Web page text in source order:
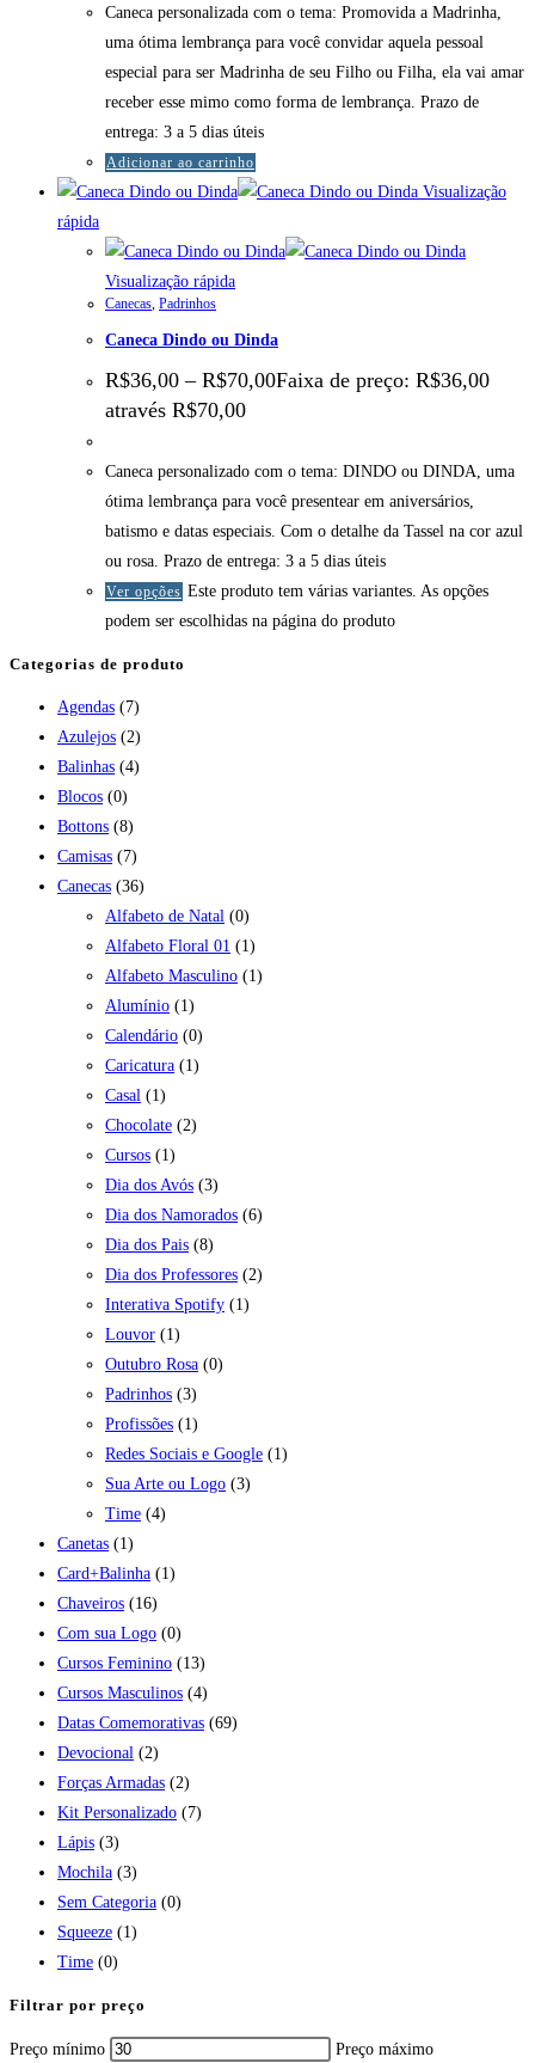
Caneca personalizada com o tema: Promovida a Madrinha,
uma ótima lembrança para você convidar aquela pessoal
especial para ser Madrinha de seu Filho ou Filha, ela vai amar
receber esse mimo como forma de lembrança. Prazo de
entrega: 3 a 5 dias úteis
Adicionar ao carrinho
Visualização
rápida
Visualização rápida
Canecas, Padrinhos
Caneca Dindo ou Dinda
R$36,00 – R$70,00Faixa de preço: R$36,00
através R$70,00
Caneca personalizado com o tema: DINDO ou DINDA, uma
ótima lembrança para você presentear em aniversários,
batismo e datas especiais. Com o detalhe da Tassel na cor azul
ou rosa. Prazo de entrega: 3 a 5 dias úteis
Ver opções Este produto tem várias variantes. As opções
podem ser escolhidas na página do produto
Categorias de produto
Agendas (7)
Azulejos (2)
Balinhas (4)
Blocos (0)
Bottons (8)
Camisas (7)
Canecas (36)
Alfabeto de Natal (0)
Alfabeto Floral 01 (1)
Alfabeto Masculino (1)
Alumínio (1)
Calendário (0)
Caricatura (1)
Casal (1)
Chocolate (2)
Cursos (1)
Dia dos Avós (3)
Dia dos Namorados (6)
Dia dos Pais (8)
Dia dos Professores (2)
Interativa Spotify (1)
Louvor (1)
Outubro Rosa (0)
Padrinhos (3)
Profissões (1)
Redes Sociais e Google (1)
Sua Arte ou Logo (3)
Time (4)
Canetas (1)
Card+Balinha (1)
Chaveiros (16)
Com sua Logo (0)
Cursos Feminino (13)
Cursos Masculinos (4)
Datas Comemorativas (69)
Devocional (2)
Forças Armadas (2)
Kit Personalizado (7)
Lápis (3)
Mochila (3)
Sem Categoria (0)
Squeeze (1)
Time (0)
Filtrar por preço
Preço mínimo Preço máximo